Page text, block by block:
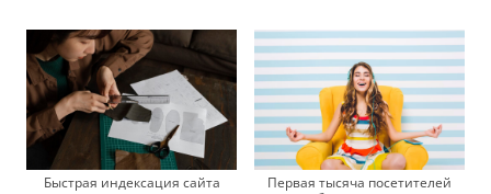
Быстрая индексация сайта
Первая тысяча посетителей